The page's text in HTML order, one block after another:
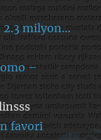
2.3 milyon…
–
favori